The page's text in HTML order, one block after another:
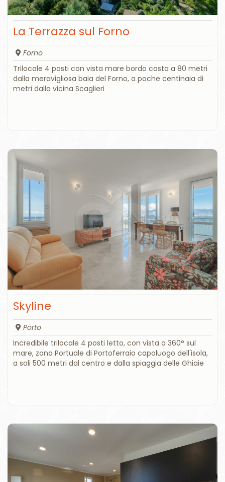
La Terrazza sul Forno
Forno
Trilocale 4 posti con vista mare bordo costa a 80 metri
dalla meravigliosa baia del Forno, a poche centinaia di
metri dalla vicina Scaglieri
Skyline
Porto
Incredibile trilocale 4 posti letto, con vista a 360° sul
mare, zona Portuale di Portoferraio capoluogo dell'isola,
a soli 500 metri dal centro e dalla spiaggia delle Ghiaie